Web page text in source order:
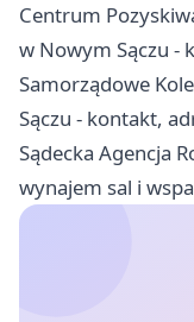
Centrum
w Nowym Sączu -
Samorządowe
Sączu - kontakt,
Sądecka Agencja
wynajem sal i